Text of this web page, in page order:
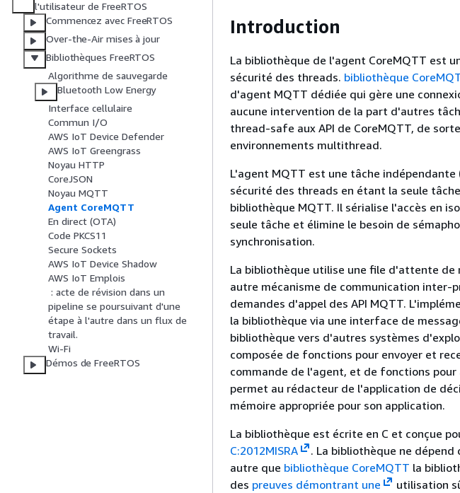
l'utilisateur de FreeRTOS
Commencez avec FreeRTOS
Over-the-Air mises à jour
Bibliothèques FreeRTOS
Algorithme de sauvegarde
Bluetooth Low Energy
Interface cellulaire
Commun I/O
AWS IoT Device Defender
AWS IoT Greengrass
Noyau HTTP
CoreJSON
Noyau MQTT
Agent CoreMQTT
En direct (OTA)
Code PKCS11
Secure Sockets
AWS IoT Device Shadow
AWS IoT Emplois
: acte de révision dans un
pipeline se poursuivant d'une
étape à l'autre dans un flux de
travail.
Wi-Fi
Démos de FreeRTOS
Introduction
La bibliothèque de l'agent CoreMQTT est
sécurité des threads. bibliothèque
d'agent MQTT dédiée qui gère une
aucune intervention de la part d'autres
thread-safe aux API de CoreMQTT, de
environnements multithread.
L'agent MQTT est une tâche
sécurité des threads en étant la seule
bibliothèque MQTT. Il sérialise l'accès en
seule tâche et élimine le besoin de
synchronisation.
La bibliothèque utilise une file d'attente de
autre mécanisme de communication inter-
demandes d'appel des API MQTT.
la bibliothèque via une interface de
bibliothèque vers d'autres systèmes
composée de fonctions pour envoyer et
commande de l'agent, et de fonctions
permet au rédacteur de l'application de
mémoire appropriée pour son application.
La bibliothèque est écrite en C et conçue
C:2012MISRA
. La bibliothèque ne
autre que bibliothèque CoreMQTT la
des preuves démontrant une
utilisation